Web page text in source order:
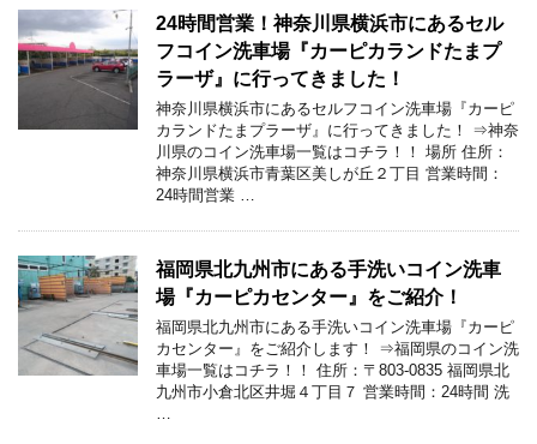
24時間営業！神奈川県横浜市にあるセル
フコイン洗車場『カーピカランドたまプ
ラーザ』に行ってきました！
神奈川県横浜市にあるセルフコイン洗車場『カーピ
カランドたまプラーザ』に行ってきました！ ⇒神奈
川県のコイン洗車場一覧はコチラ！！ 場所 住所：
神奈川県横浜市青葉区美しが丘２丁目 営業時間：
24時間営業 …
福岡県北九州市にある手洗いコイン洗車
場『カーピカセンター』をご紹介！
福岡県北九州市にある手洗いコイン洗車場『カーピ
カセンター』をご紹介します！ ⇒福岡県のコイン洗
車場一覧はコチラ！！ 住所：〒803-0835 福岡県北
九州市小倉北区井堀４丁目７ 営業時間：24時間 洗
…